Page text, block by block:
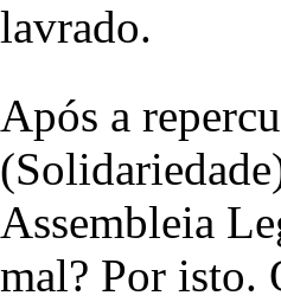
lavrado.
Após a
Assembleia
mal? Por isto.